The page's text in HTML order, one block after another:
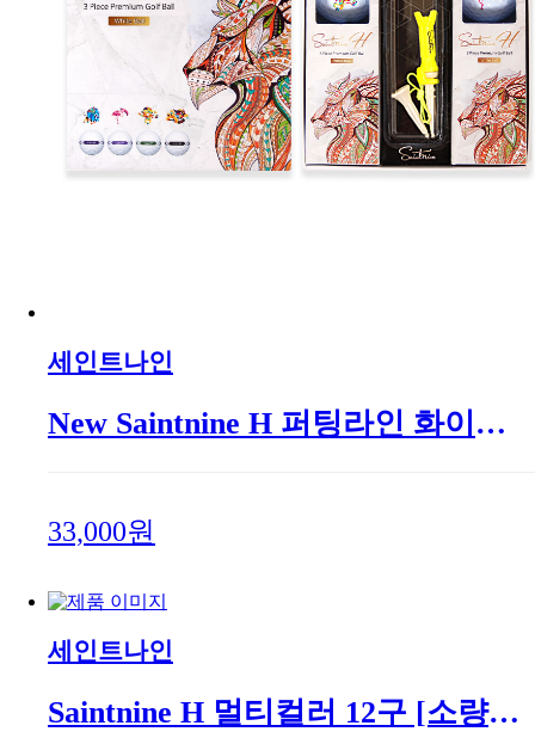
세인트나인
New Saintnine H 퍼팅라인 화이트 6구
33,000원
세인트나인
Saintnine H 멀티컬러 12구 [소량잔여 특가진행, 소진시까지]